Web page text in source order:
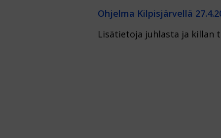
Ohjelma Kilpisjärvellä
Lisätietoja juhlasta ja killan